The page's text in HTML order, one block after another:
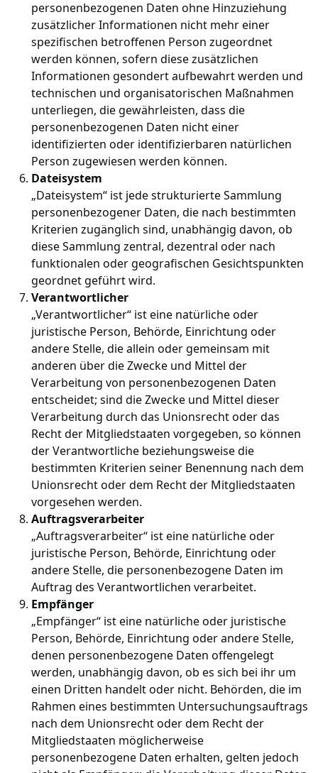
personenbezogenen Daten ohne Hinzuziehung
zusätzlicher Informationen nicht mehr einer
spezifischen betroffenen Person zugeordnet
werden können, sofern diese zusätzlichen
Informationen gesondert aufbewahrt werden und
technischen und organisatorischen Maßnahmen
unterliegen, die gewährleisten, dass die
personenbezogenen Daten nicht einer
identifizierten oder identifizierbaren natürlichen
Person zugewiesen werden können.
Dateisystem
„Dateisystem“ ist jede strukturierte Sammlung
personenbezogener Daten, die nach bestimmten
Kriterien zugänglich sind, unabhängig davon, ob
diese Sammlung zentral, dezentral oder nach
funktionalen oder geografischen Gesichtspunkten
geordnet geführt wird.
Verantwortlicher
„Verantwortlicher“ ist eine natürliche oder
juristische Person, Behörde, Einrichtung oder
andere Stelle, die allein oder gemeinsam mit
anderen über die Zwecke und Mittel der
Verarbeitung von personenbezogenen Daten
entscheidet; sind die Zwecke und Mittel dieser
Verarbeitung durch das Unionsrecht oder das
Recht der Mitgliedstaaten vorgegeben, so können
der Verantwortliche beziehungsweise die
bestimmten Kriterien seiner Benennung nach dem
Unionsrecht oder dem Recht der Mitgliedstaaten
vorgesehen werden.
Auftragsverarbeiter
„Auftragsverarbeiter“ ist eine natürliche oder
juristische Person, Behörde, Einrichtung oder
andere Stelle, die personenbezogene Daten im
Auftrag des Verantwortlichen verarbeitet.
Empfänger
„Empfänger“ ist eine natürliche oder juristische
Person, Behörde, Einrichtung oder andere Stelle,
denen personenbezogene Daten offengelegt
werden, unabhängig davon, ob es sich bei ihr um
einen Dritten handelt oder nicht. Behörden, die im
Rahmen eines bestimmten Untersuchungsauftrags
nach dem Unionsrecht oder dem Recht der
Mitgliedstaaten möglicherweise
personenbezogene Daten erhalten, gelten jedoch